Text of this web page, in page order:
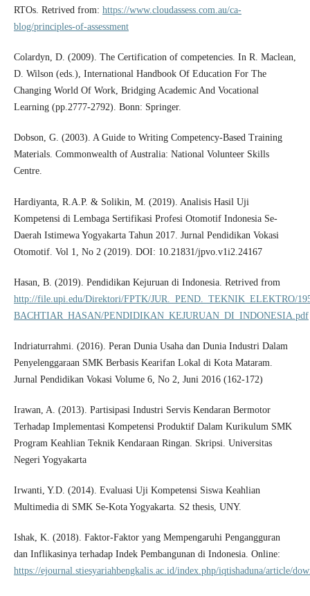
RTOs. Retrived from: https://www.cloudassess.com.au/ca-
blog/principles-of-assessment
Colardyn, D. (2009). The Certification of competencies. In R. Maclean,
D. Wilson (eds.), International Handbook Of Education For The
Changing World Of Work, Bridging Academic And Vocational
Learning (pp.2777-2792). Bonn: Springer.
Dobson, G. (2003). A Guide to Writing Competency-Based Training
Materials. Commonwealth of Australia: National Volunteer Skills
Centre.
Hardiyanta, R.A.P. & Solikin, M. (2019). Analisis Hasil Uji
Kompetensi di Lembaga Sertifikasi Profesi Otomotif Indonesia Se-
Daerah Istimewa Yogyakarta Tahun 2017. Jurnal Pendidikan Vokasi
Otomotif. Vol 1, No 2 (2019). DOI: 10.21831/jpvo.v1i2.24167
Hasan, B. (2019). Pendidikan Kejuruan di Indonesia. Retrived from
http://file.upi.edu/Direktori/FPTK/JUR._PEND._TEKNIK_ELEKTRO/
BACHTIAR_HASAN/PENDIDIKAN_KEJURUAN_DI_INDONESIA.pdf
Indriaturrahmi. (2016). Peran Dunia Usaha dan Dunia Industri Dalam
Penyelenggaraan SMK Berbasis Kearifan Lokal di Kota Mataram.
Jurnal Pendidikan Vokasi Volume 6, No 2, Juni 2016 (162-172)
Irawan, A. (2013). Partisipasi Industri Servis Kendaran Bermotor
Terhadap Implementasi Kompetensi Produktif Dalam Kurikulum SMK
Program Keahlian Teknik Kendaraan Ringan. Skripsi. Universitas
Negeri Yogyakarta
Irwanti, Y.D. (2014). Evaluasi Uji Kompetensi Siswa Keahlian
Multimedia di SMK Se-Kota Yogyakarta. S2 thesis, UNY.
Ishak, K. (2018). Faktor-Faktor yang Mempengaruhi Pengangguran
dan Inflikasinya terhadap Indek Pembangunan di Indonesia. Online:
https://ejournal.stiesyariahbengkalis.ac.id/index.php/iqtishaduna/article/